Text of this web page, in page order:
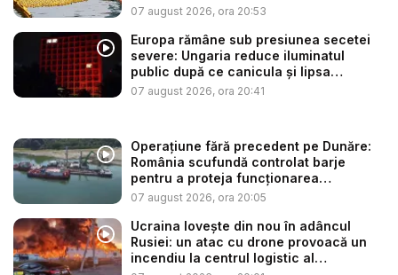
07 august 2026, ora 20:53
Europa rămâne sub presiunea secetei
severe: Ungaria reduce iluminatul
public după ce canicula și lipsa
precip...
07 august 2026, ora 20:41
Operațiune fără precedent pe Dunăre:
România scufundă controlat barje
pentru a proteja funcționarea
Centrale...
07 august 2026, ora 20:05
Ucraina lovește din nou în adâncul
Rusiei: un atac cu drone provoacă un
incendiu la centrul logistic al